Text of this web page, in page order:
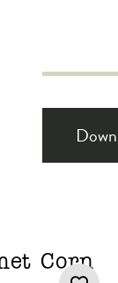
Corn